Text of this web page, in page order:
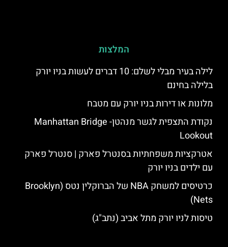
המלצות
לילה בעיר מבלי לשלם: 10 דברים לעשות בניו יורק
בלילה בחינם
מלונות או דירות בניו יורק עם מטבח
נקודת התצפית לגשר מנהטן- Manhattan Bridge
Lookout
אטרקציות משפחתיות בסנטרל פארק | סנטרל פארק
עם ילדים בניו יורק
כרטיסים למשחק NBA של הברוקלין נטס (Brooklyn
Nets)
טיסות לניו יורק מתל אביב (נתב"ג)